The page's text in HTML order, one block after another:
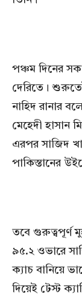
পঞ্চম দিনের
দেরিতে।
নাহিদ রানার
মেহেদী হাসান
এরপর সাজিদ
পাকিস্তানের
তবে গুরুত্বপূর্ণ
৯৫.২ ওভারে
ক্যাচ বানিয়ে
দিয়েই টেস্ট